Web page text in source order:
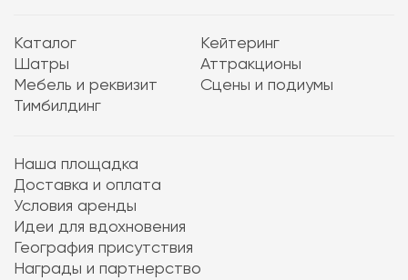
Каталог
Кейтеринг
Шатры
Аттракционы
Мебель и реквизит
Сцены и подиумы
Тимбилдинг
Наша площадка
Доставка и оплата
Условия аренды
Идеи для вдохновения
География присутствия
Награды и партнерство